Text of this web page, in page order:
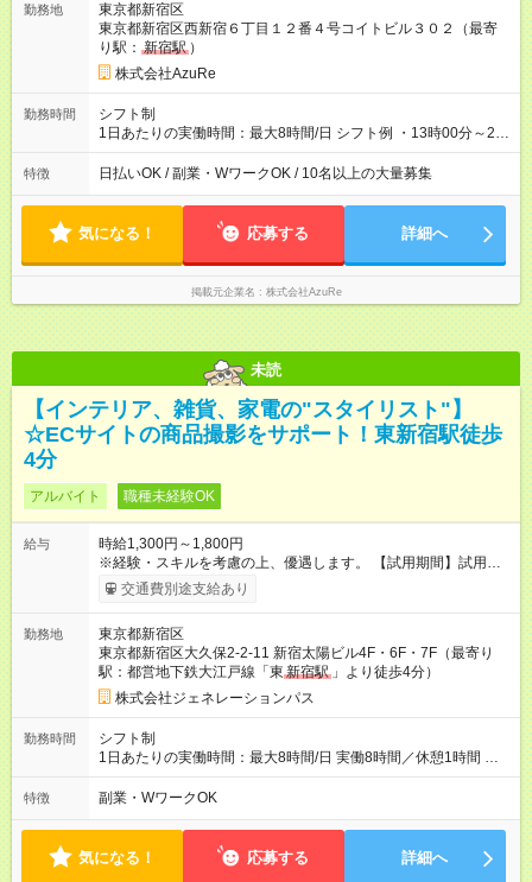
経験、能力を考慮して決定します。
勤務地
東京都新宿区
東京都新宿区西新宿６丁目１２番４号コイトビル３０２（最寄
り駅： 新宿駅 ）
株式会社AzuRe
勤務時間
シフト制
1日あたりの実働時間：最大8時間/日 シフト例 ・13時00分～21
時00分 ・14時00分～22時00分 標準労働時間：1日あたり5~8時
間 (イベントの時間に左右されます)
特徴 日払いOK / 副業・WワークOK / 10名以上の大量募集
気になる！ 応募する 詳細へ
掲載元企業名 株式会社AzuRe
未読
【インテリア、雑貨、家電の"スタイリスト"】
☆ECサイトの商品撮影をサポート！東新宿駅徒歩
4分
アルバイト 職種未経験OK
給与
時給1,300円～1,800円
※経験・スキルを考慮の上、優遇します。 【試用期間】試用期
間あり 試用期間の長さ：2ヶ月 雇用形態、給与は本採用時と同
じです。
交通費別途支給あり
勤務地
東京都新宿区
東京都新宿区大久保2-2-11 新宿太陽ビル4F・6F・7F（最寄り
駅：都営地下鉄大江戸線「東 新宿駅 」より徒歩4分）
株式会社ジェネレーションパス
勤務時間
シフト制
1日あたりの実働時間：最大8時間/日 実働8時間／休憩1時間 基
本シフトは月～金の週5日！ だけど、用事があったり都合に合わ
せて出勤日は調整可能 ※勤務時間の相談など、お気軽にお問合
特徴 副業・WワークOK
気になる！ 応募する 詳細へ